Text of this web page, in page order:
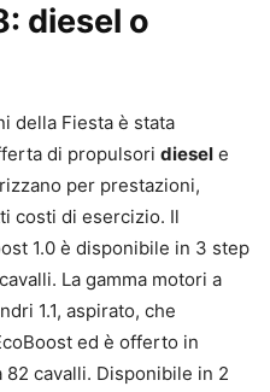
diesel o
della Fiesta è stata
di propulsori diesel e
per prestazioni,
costi di esercizio. Il
1.0 è disponibile in 3 step
La gamma motori a
1.1, aspirato, che
ed è offerto in
82 cavalli. Disponibile in 2